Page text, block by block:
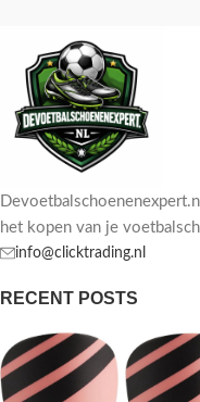
het kopen van je
info@clicktrading.nl
RECENT POSTS